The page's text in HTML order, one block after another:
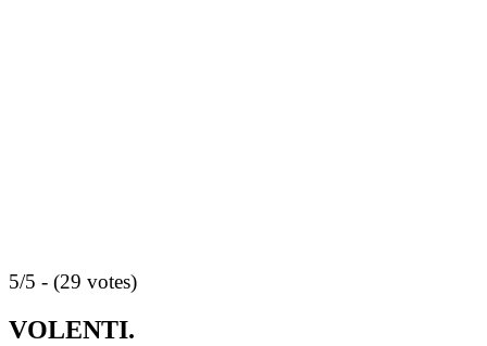
5/5 - (29 votes)
VOLENTI.